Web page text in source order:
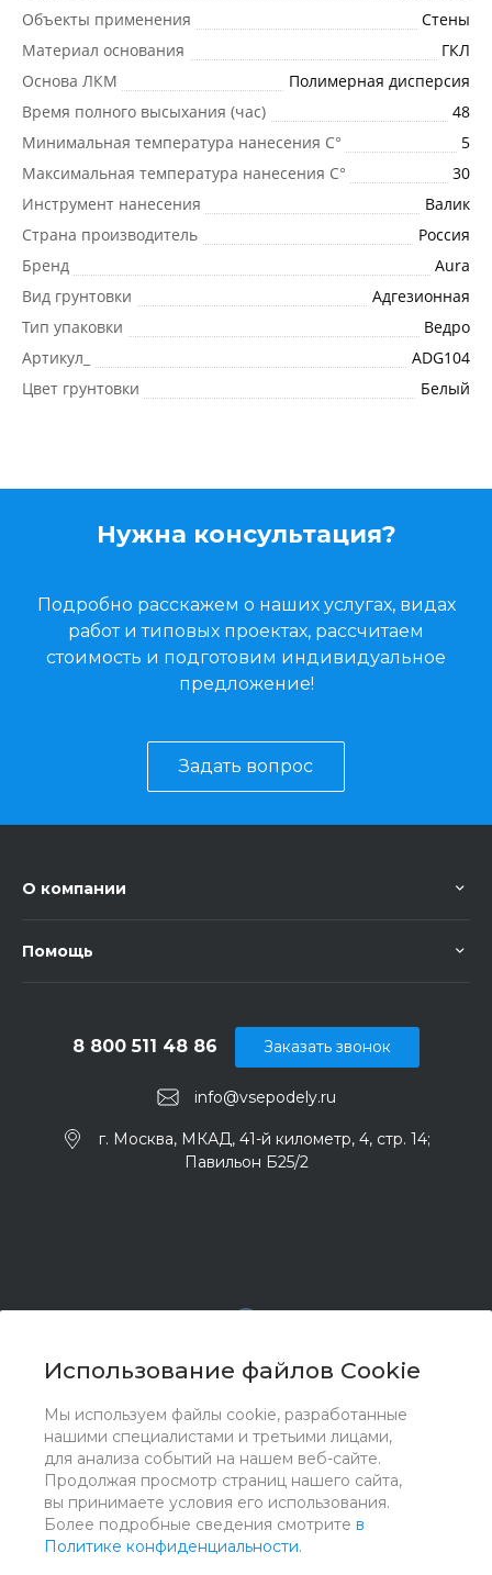
Использование файлов Cookie
Мы используем файлы cookie, разработанные
нашими специалистами и третьими лицами,
для анализа событий на нашем веб-сайте.
Продолжая просмотр страниц нашего сайта,
вы принимаете условия его использования.
Более подробные сведения смотрите в
Политике конфиденциальности.
Объекты применения
Стены
Материал основания
ГКЛ
Основа ЛКМ
Полимерная дисперсия
Время полного высыхания (час)
48
Минимальная температура нанесения C°
5
Максимальная температура нанесения C°
30
Инструмент нанесения
Валик
Страна производитель
Россия
Бренд
Aura
Вид грунтовки
Адгезионная
Тип упаковки
Ведро
Артикул_
ADG104
Цвет грунтовки
Белый
Нужна консультация?
Подробно расскажем о наших услугах, видах
работ и типовых проектах, рассчитаем
стоимость и подготовим индивидуальное
предложение!
Задать вопрос
О компании
Помощь
info@vsepodely.ru
8 800 511 48 86
г. Москва, МКАД, 41-й километр, 4, стр. 14;
Павильон Б25/2
Заказать звонок
© 2017 - 2026 ООО "Комплектстрой 41", Все права
защищены